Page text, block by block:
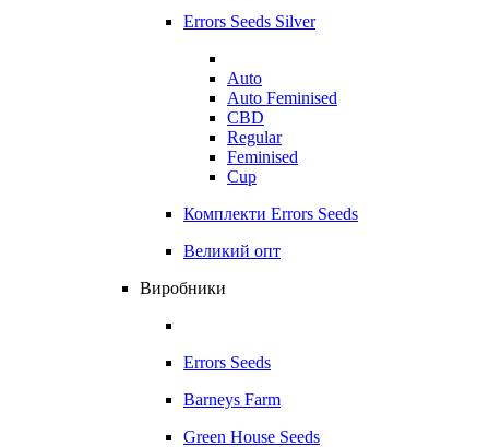
Errors Seeds Silver
Auto
Auto Feminised
CBD
Regular
Feminised
Cup
Комплекти Errors Seeds
Великий опт
Виробники
Errors Seeds
Barneys Farm
Green House Seeds